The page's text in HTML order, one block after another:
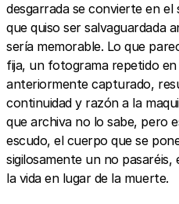
desgarrada se convierte en
que quiso ser salvaguardada
sería memorable. Lo que
fija, un fotograma repetido
anteriormente capturado,
continuidad y razón a la
que archiva no lo sabe, pero
escudo, el cuerpo que se
sigilosamente un no
la vida en lugar de la muerte.